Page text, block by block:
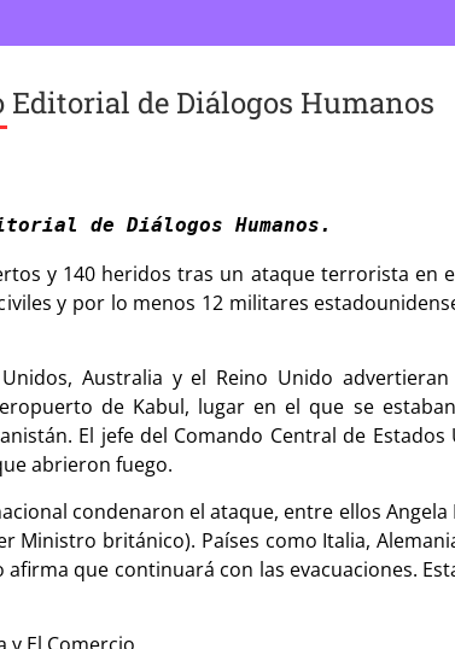
Editorial de Diálogos Humanos
de Diálogos Humanos.
y 140 heridos tras un ataque terrorista en
y por lo menos 12 militares
Australia y el Reino Unido
de Kabul, lugar en el que se
El jefe del Comando Central de
abrieron fuego.
condenaron el ataque, entre ellos
Ministro británico). Países como Italia,
que continuará con las evacuaciones.